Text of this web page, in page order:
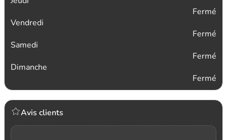
Fermé
Vendredi
Fermé
Samedi
Fermé
Dimanche
Fermé
Avis clients